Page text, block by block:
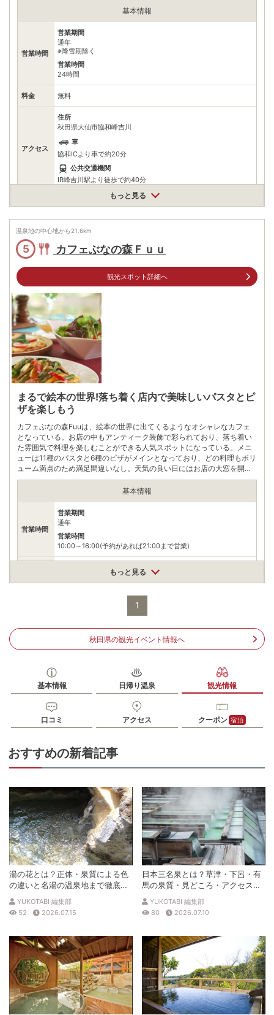
基本情報
営業時間
営業期間
通年
※降雪期除く
営業時間
24時間
料金 無料
アクセス
住所
秋田県大仙市協和峰吉川
車
協和ICより車で約20分
公共交通機関
IR峰吉川駅より徒歩で約40分
電話番号
※お問合せ先：観光交流課
※ 掲載情報は変更になる場合があります。最新の内容はご利用前にご自身でお
問合せください。
※ 料金情報は税込・税抜表記が混ざっております。正しい金額はご利用前にご
自身でお問合せください。
もっと見る
温泉地の中心地から21.6km
5 カフェぶなの森Ｆｕｕ
観光スポット詳細へ
まるで絵本の世界!落ち着く店内で美味しいパスタとピ
ザを楽しもう
カフェぶなの森Fuuは、絵本の世界に出てくるようなオシャレなカフェ
となっている。お店の中もアンティーク装飾で彩られており、落ち着い
た雰囲気で料理を楽しむことができる人気スポットになっている。メニ
ューは11種のパスタと6種のピザがメインとなっており、どの料理もボリ
ューム満点のため満足間違いなし。天気の良い日にはお店の大窓を開け
るため、ブナの森の心地よい風を感じながら食事を楽しむことができ
基本情報
営業時間
営業期間
通年
営業時間
10:00～16:00(予約があれば21:00まで営業)
【SPAGHETTI】ワタリガニのパスタ1300円/込、バジルソース
のパスタ850円/込、トマトとチーズのパスタ850円/込、ナスと
モッツァレラチーズのパスタ850円/込、四季の野菜いろいろパ
ン)800円/込、トマトとモッツァレラピッツァ(きのこ、ベーコ
ン、シーフード)850円/込、シーフードピッツァ850円/込
秋田県仙北市田沢湖生保内駒ケ岳2-36
バス停上高原温泉より徒歩約3分
情報なし
※ 掲載情報は変更になる場合があります。最新の内容はご利用前にご自身でお
問合せください。
自身でお問合せください。
もっと見る
1
秋田県の観光イベント情報へ
基本情報 日帰り温泉 観光情報
口コミ アクセス クーポン 宿泊
おすすめの新着記事
湯の花とは？正体・泉質による色
の違いと名湯の温泉地まで徹底解
説
YUKOTABI 編集部
52
2026.07.15
日本三名泉とは？草津・下呂・有
馬の泉質・見どころ・アクセスを
徹底解説
YUKOTABI 編集部
80
2026.07.10